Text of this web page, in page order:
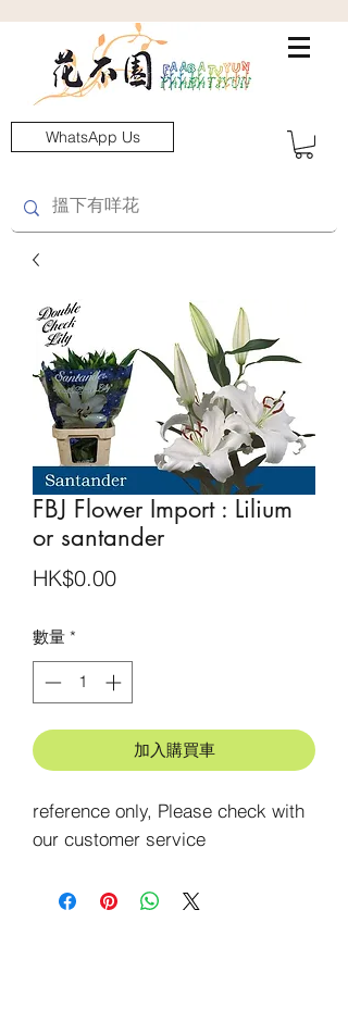
WhatsApp Us
FBJ Flower Import : Lilium
or santander
HK$0.00價
數量 *
加入購買車
reference only, Please check with
our customer service